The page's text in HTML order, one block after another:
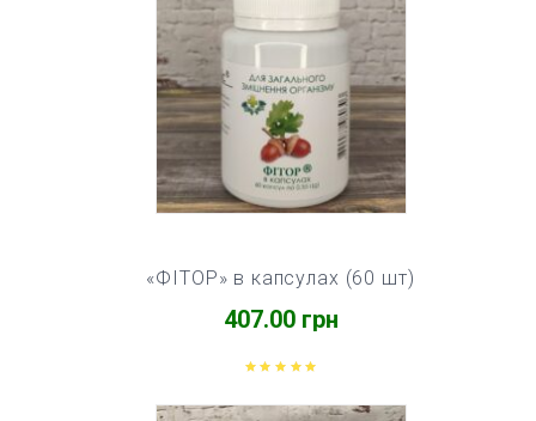
407.00 грн
«ФІТОР» в капсулах (60 шт)
5